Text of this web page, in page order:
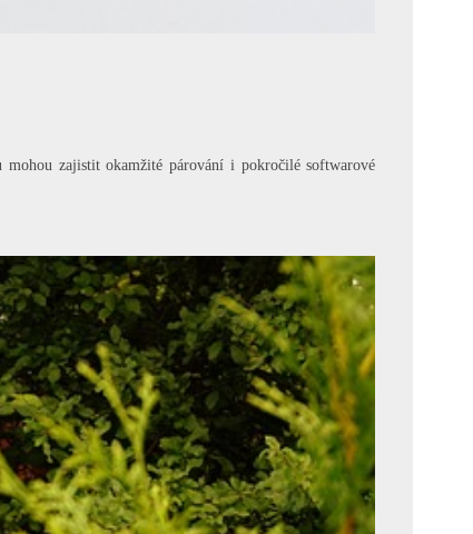
zajistit okamžité párování i pokročilé softwarové